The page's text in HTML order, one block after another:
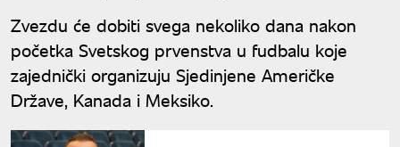
Zvezdu će dobiti svega nekoliko dana nakon
početka Svetskog prvenstva u fudbalu koje
zajednički organizuju Sjedinjene Američke
Države, Kanada i Meksiko.